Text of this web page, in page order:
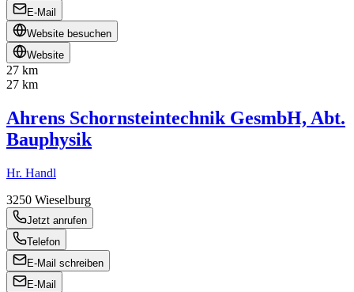
E-Mail
Website besuchen
Website
27 km
27 km
Ahrens Schornsteintechnik GesmbH, Abt.
Bauphysik
Hr. Handl
3250 Wieselburg
Jetzt anrufen
Telefon
E-Mail schreiben
E-Mail